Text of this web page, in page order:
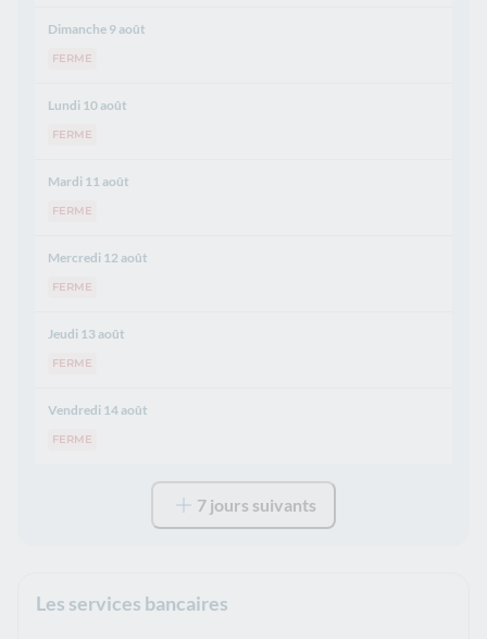
Dimanche 9 août
FERME
Lundi 10 août
FERME
Mardi 11 août
FERME
Mercredi 12 août
FERME
Jeudi 13 août
FERME
Vendredi 14 août
FERME
7 jours suivants
Les services bancaires